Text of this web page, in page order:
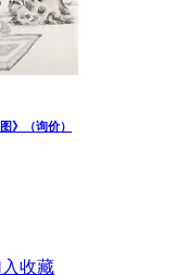
》（询价）
收藏